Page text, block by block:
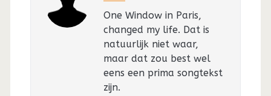
One Window in Paris,
changed my life. Dat is
natuurlijk niet waar,
maar dat zou best wel
eens een prima songtekst
zijn.